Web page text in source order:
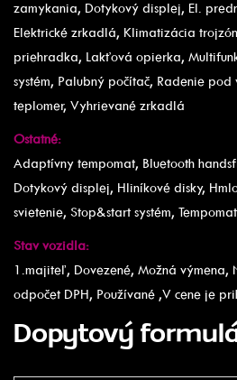
zamykania, Dotykový displej, El.
Elektrické zrkadlá, Klimatizácia
priehradka, Lakťová opierka,
systém, Palubný počítač, Radenie
teplomer, Vyhrievané zrkadlá
Ostatné:
Adaptívny tempomat, Bluetooth
Dotykový displej, Hliníkové disky,
svietenie, Stop&start systém, Tempomat
Stav vozidla:
1.majiteľ, Dovezené, Možná výmena,
odpočet DPH, Používané ,V cene je
Dopytový